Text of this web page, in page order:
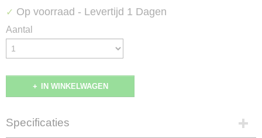
✓ Op voorraad - Levertijd 1 Dagen
Aantal
IN WINKELWAGEN
Specificaties